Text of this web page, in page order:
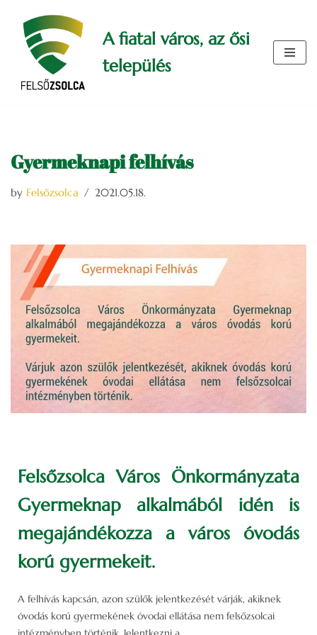
Skip
content
A fiatal város, az ősi
település
Gyermeknapi felhívás
by Felsőzsolca 2021.05.18.
Felsőzsolca Város Önkormányzata
Gyermeknap alkalmából idén is
megajándékozza a város óvodás
korú gyermekeit.
A felhívás kapcsán, azon szülők jelentkezését várják, akiknek
óvodás korú gyermekének óvodai ellátása nem felsőzsolcai